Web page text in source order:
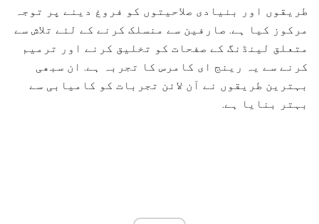
طریقوں اور بنیادی صلاحیتوں کو فروغ دینے پر توجہ
مرکوز کیا ہے. صارفین سے منسلک کرنے کے لئے تلاش سے
متعلق لینڈنگ کے صفحات کو تخلیق کرنے اور ترمیم
کرنے سے یہ رینج ای کامرس کا تجربہ ہے. ان سبھی
بہترین طریقوں نے آن لائن تجربات کو کامیابی سے
بہتر بنایا ہے.